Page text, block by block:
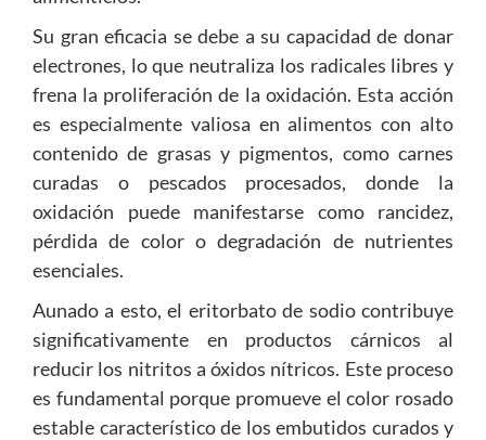
Su gran eficacia se debe a su capacidad de donar
electrones, lo que neutraliza los radicales libres y
frena la proliferación de la oxidación. Esta acción
es especialmente valiosa en alimentos con alto
contenido de grasas y pigmentos, como carnes
curadas o pescados procesados, donde la
oxidación puede manifestarse como rancidez,
pérdida de color o degradación de nutrientes
esenciales.
Aunado a esto, el eritorbato de sodio contribuye
significativamente en productos cárnicos al
reducir los nitritos a óxidos nítricos. Este proceso
es fundamental porque promueve el color rosado
estable característico de los embutidos curados y